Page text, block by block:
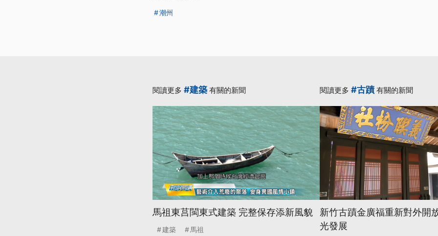
潮州
閱讀更多 #建築 有關的新聞
馬祖東莒閩東式建築 完整保存添新風貌
建築 馬祖
閱讀更多 #古蹟有關的新聞
新竹古蹟金廣福重新對外開
光發展